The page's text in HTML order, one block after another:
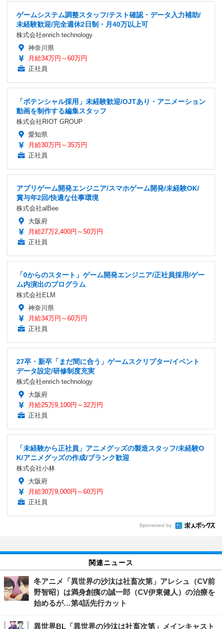
ゲームシステム調整スタッフ/テスト確認・データ入力補助/
未経験歓迎/完全週休2日制・月40万以上可
株式会社enrich technology
神奈川県
月給34万円～60万円
正社員
「ポテンシャル採用」未経験歓迎/OJTあり・アニメーション
動画を制作する編集スタッフ
株式会社RIOT GROUP
愛知県
月給30万円～35万円
正社員
アプリゲーム開発エンジニア/スマホゲーム開発/未経験OK/
賞与年2回/快適な仕事環境
株式会社alBee
大阪府
月給27万2,400円～50万円
正社員
「0からのスタート」ゲーム開発エンジニア/正社員採用/ゲー
ム内演出のプログラム
株式会社ELM
神奈川県
月給34万円～60万円
正社員
27卒・新卒「まだ間に合う」ゲームスクリプター/イベント
データ設定/研修制度充実
株式会社enrich technology
大阪府
月給25万9,100円～32万円
正社員
「未経験から正社員」アニメグッズの製造スタッフ/未経験O
K/アニメグッズの作成/ブランク歓迎
株式会社小林
大阪府
月給30万9,000円～60万円
正社員
Sponsored by
関連ニュース
冬アニメ「異世界の沙汰は社畜次第」アレシュ（CV前
野智昭）は満身創痍の誠一郎（CV伊東健人）の治療を
始めるが…第4話先行カット
異世界BL「異世界の沙汰は社畜次第」メインキャスト